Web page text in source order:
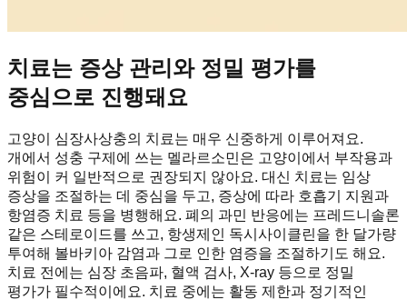
치료는 증상 관리와 정밀 평가를
중심으로 진행돼요
고양이 심장사상충의 치료는 매우 신중하게 이루어져요.
개에서 성충 구제에 쓰는 멜라르소민은 고양이에서 부작용과
위험이 커 일반적으로 권장되지 않아요. 대신 치료는 임상
증상을 조절하는 데 중심을 두고, 증상에 따라 호흡기 지원과
항염증 치료 등을 병행해요. 폐의 과민 반응에는 프레드니솔론
같은 스테로이드를 쓰고, 항생제인 독시사이클린을 한 달가량
투여해 볼바키아 감염과 그로 인한 염증을 조절하기도 해요.
치료 전에는 심장 초음파, 혈액 검사, X-ray 등으로 정밀
평가가 필수적이에요. 치료 중에는 활동 제한과 정기적인